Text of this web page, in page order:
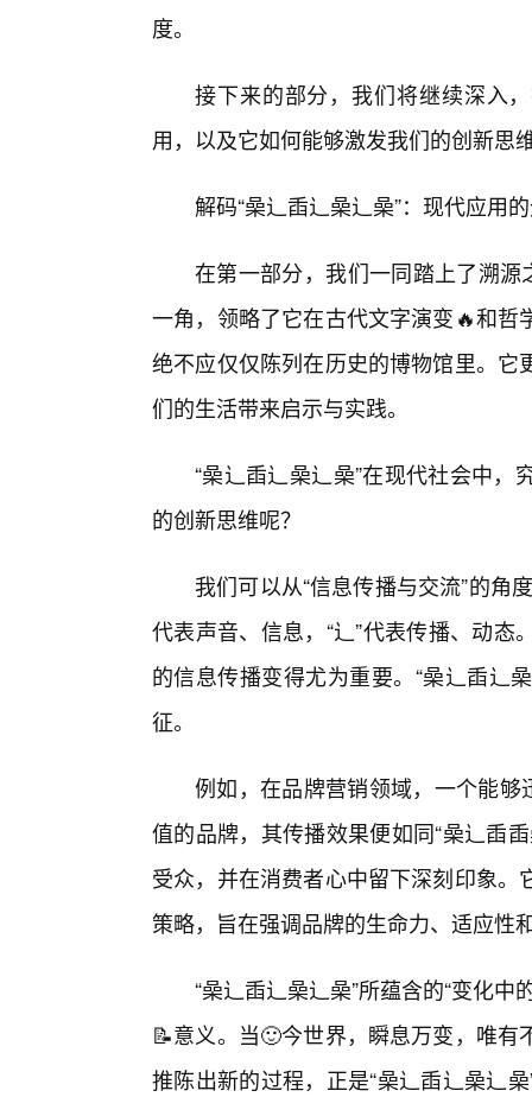
度。
接下来的部分，我们将继续深入
用，以及它如何能够激发我们的创新思
解码“喿辶臿辶喿辶喿”：现代应用
在第一部分，我们一同踏上了溯源
一角，领略了它在古代文字演变🔥和
绝不应仅仅陈列在历史的博物馆里。
们的生活带来启示与实践。
“喿辶臿辶喿辶喿”在现代社会中
的创新思维呢？
我们可以从“信息传播与交流”的角
代表声音、信息，“辶”代表传播、动
的信息传播变得尤为重要。“喿辶臿辶
征。
例如，在品牌营销领域，一个能够
值的品牌，其传播效果便如同“喿辶臿
受众，并在消费者心中留下深刻印象
策略，旨在强调品牌的生命力、适应性
“喿辶臿辶喿辶喿”所蕴含的“变化
📝意义。当🙂今世界，瞬息万变，唯
推陈出新的过程，正是“喿辶臿辶喿辶